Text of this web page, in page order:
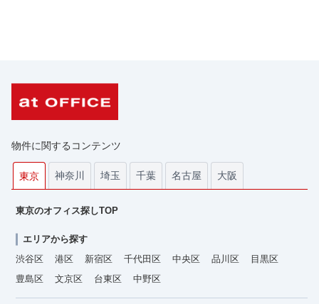
物件に関するコンテンツ
東京 神奈川 埼玉 千葉 名古屋 大阪
東京のオフィス探しTOP
エリアから探す
渋谷区
港区 新宿区 千代田区 中央区 品川区
目黒区
豊島区
文京区 台東区 中野区